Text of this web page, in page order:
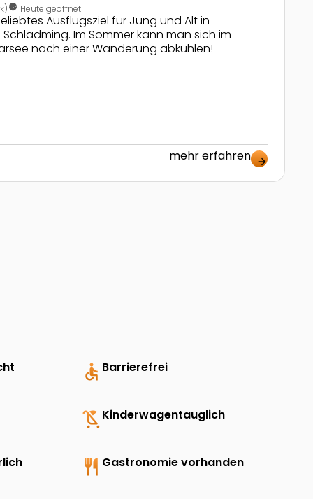
nest_clock_farsight_analog Heute geöffnet
Ausflugsziel für Jung und Alt in
Im Sommer kann man sich im
nach einer Wanderung abkühlen!
mehr erfahren arrow_forward
accessible Barrierefrei
child_friendly Kinderwagentauglich
restaurant Gastronomie vorhanden